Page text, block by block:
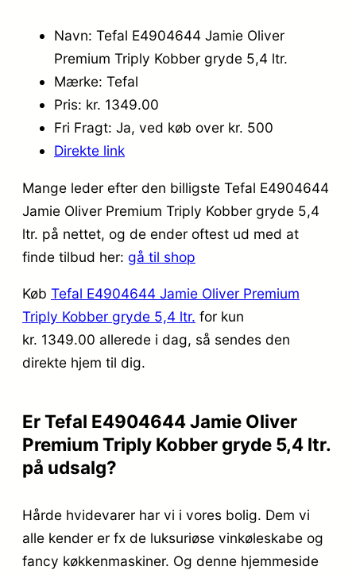
Navn: Tefal E4904644 Jamie Oliver
Premium Triply Kobber gryde 5,4 ltr.
Mærke: Tefal
Pris: kr. 1349.00
Fri Fragt: Ja, ved køb over kr. 500
Direkte link
Mange leder efter den billigste Tefal E4904644
Jamie Oliver Premium Triply Kobber gryde 5,4
ltr. på nettet, og de ender oftest ud med at
finde tilbud her: gå til shop
Køb Tefal E4904644 Jamie Oliver Premium
Triply Kobber gryde 5,4 ltr. for kun
kr. 1349.00 allerede i dag, så sendes den
direkte hjem til dig.
Er Tefal E4904644 Jamie Oliver
Premium Triply Kobber gryde 5,4 ltr.
på udsalg?
Hårde hvidevarer har vi i vores bolig. Dem vi
alle kender er fx de luksuriøse vinkøleskabe og
fancy køkkenmaskiner. Og denne hjemmeside